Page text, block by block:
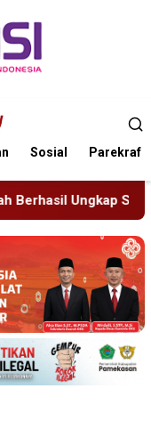
Sosial Parekraf
Mobil Rental